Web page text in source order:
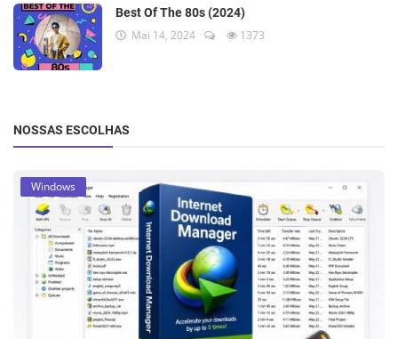
Best Of The 80s (2024)
Mai 14, 2024 1373
NOSSAS ESCOLHAS
Windows